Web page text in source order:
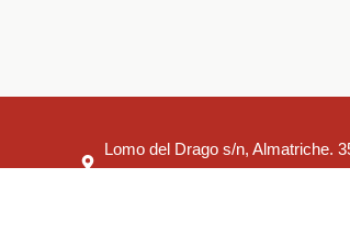
Lomo del Drago s/n, Almatriche.